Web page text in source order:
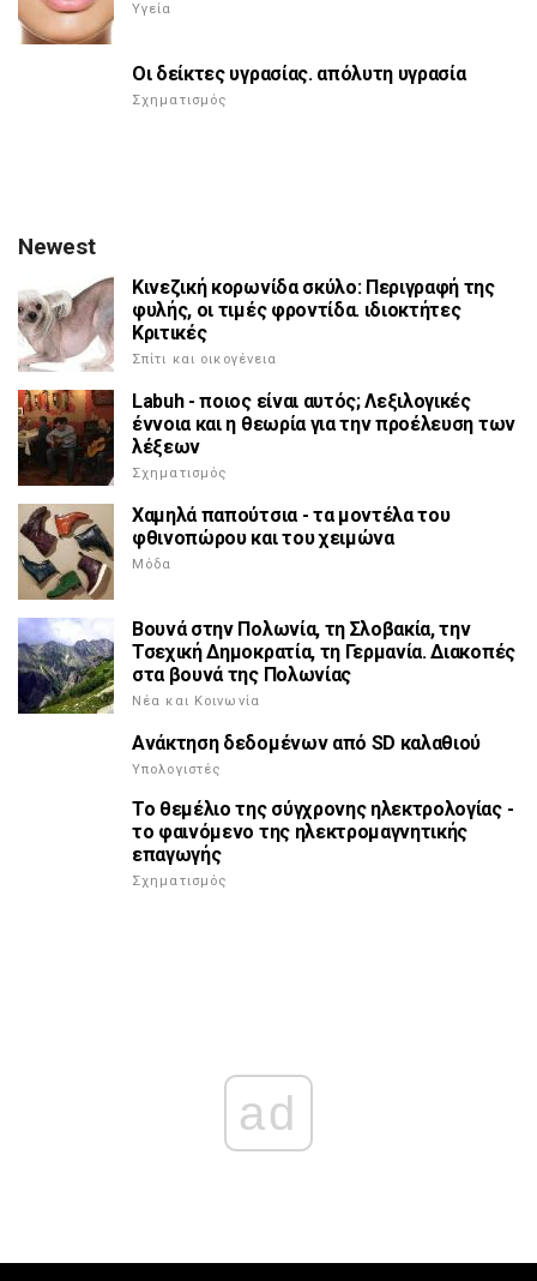
Υγεία
Οι δείκτες υγρασίας. απόλυτη υγρασία
Σχηματισμός
Newest
Κινεζική κορωνίδα σκύλο: Περιγραφή της
φυλής, οι τιμές φροντίδα. ιδιοκτήτες
Κριτικές
Σπίτι και οικογένεια
Labuh - ποιος είναι αυτός; Λεξιλογικές
έννοια και η θεωρία για την προέλευση των
λέξεων
Σχηματισμός
Χαμηλά παπούτσια - τα μοντέλα του
φθινοπώρου και του χειμώνα
Μόδα
Βουνά στην Πολωνία, τη Σλοβακία, την
Τσεχική Δημοκρατία, τη Γερμανία. Διακοπές
στα βουνά της Πολωνίας
Νέα και Κοινωνία
Ανάκτηση δεδομένων από SD καλαθιού
Υπολογιστές
Το θεμέλιο της σύγχρονης ηλεκτρολογίας -
το φαινόμενο της ηλεκτρομαγνητικής
επαγωγής
Σχηματισμός
ad